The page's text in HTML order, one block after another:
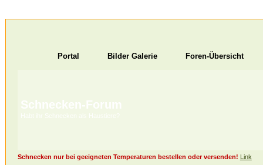
Portal Bilder Galerie Foren-Übersicht
Schnecken-Forum
Habt ihr Schnecken als Haustiere?
Schnecken nur bei geeigneten Temperaturen bestellen oder versenden! Link